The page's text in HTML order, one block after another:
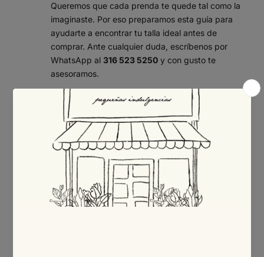
Queremos que cada prenda te quede tal como la
imaginaste. Por eso preparamos esta guía para
ayudarte a encontrar tu talla ideal antes de
comprar. Ante cualquier duda, escríbenos por
WhatsApp al 316 523 5250 y con gusto te
asesoramos.
¿Cómo tomar tus medidas?
Con una cinta métrica flexible, sobre ropa interior y
sin apretar, mide:
Busto:rodea la parte más prominente del busto,
pasando la cinta por la espalda.
Cintura:
mide la parte más estrecha del torso,
por encima del ombligo.
Cadera:rodea la parte más ancha de las caderas
y los glúteos.